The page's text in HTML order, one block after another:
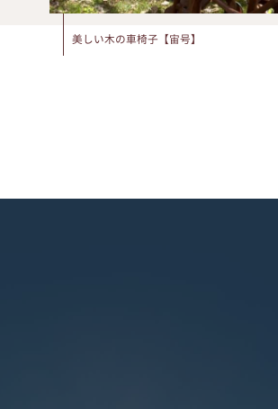
美しい木の車椅子【宙号】